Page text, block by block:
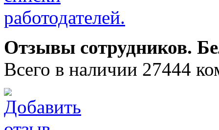
Отзывы сотрудников.
Всего в наличии 27444